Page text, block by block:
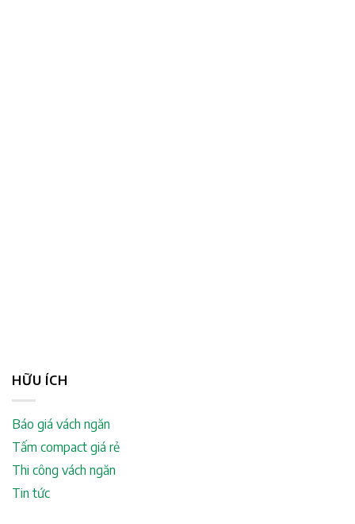
HỮU ÍCH
Báo giá vách ngăn
Tấm compact giá rẻ
Thi công vách ngăn
Tin tức